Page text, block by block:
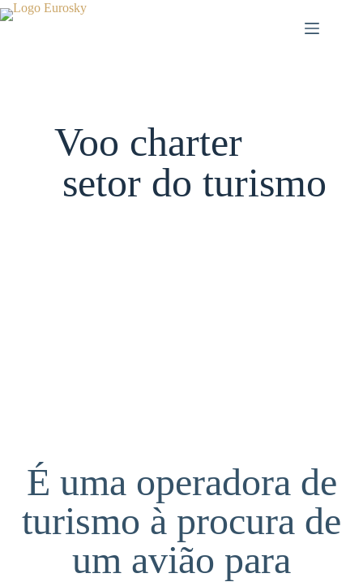
Pular
para
Voo charter
setor do turismo
É uma operadora de
turismo à procura de
um avião para